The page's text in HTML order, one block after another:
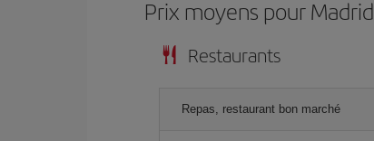
Prix ​​moyens pour Madrid
Restaurants
Repas, restaurant bon marché